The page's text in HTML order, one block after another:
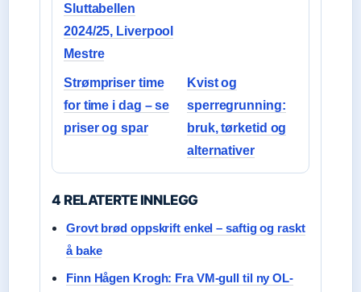
Sluttabellen
2024/25, Liverpool
Mestre
Strømpriser time
for time i dag – se
priser og spar
Kvist og
sperregrunning:
bruk, tørketid og
alternativer
4 RELATERTE INNLEGG
Grovt brød oppskrift enkel – saftig og raskt
å bake
Finn Hågen Krogh: Fra VM-gull til ny OL-